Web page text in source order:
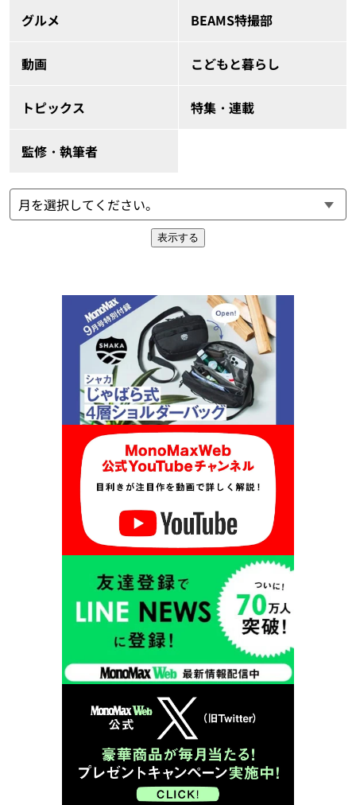
グルメ BEAMS特撮部
動画 こどもと暮らし
トピックス 特集・連載
監修・執筆者
表示する